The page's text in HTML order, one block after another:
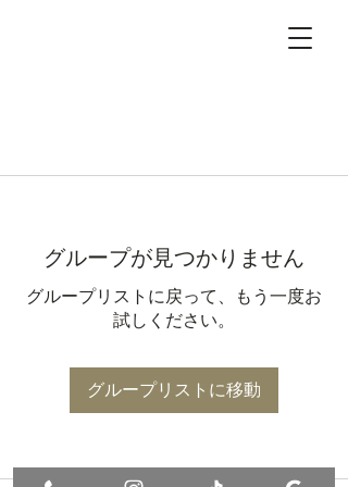
グループが見つかりません
グループリストに戻って、もう一度お
試しください。
グループリストに移動